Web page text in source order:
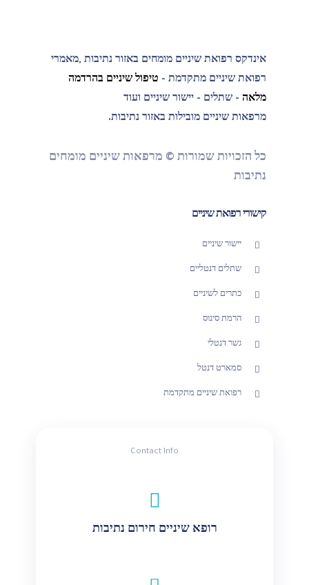
אינדקס רפואת שיניים מומחים באזור נתיבות ,מאמרי
רפואת שיניים מתקדמת - טיפול שיניים בהרדמה
מלאה - שתלים - יישור שיניים ועוד
מרפאות שיניים מובילות באזור נתיבות.
כל הזכויות שמורות © מרפאות שיניים מומחים
נתיבות
קישורי רפואת שיניים
יישור שיניים
שתלים דנטליים
כתרים לשיניים
הרמת סינוס
גשר דנטלי
סמארט דנטל
רפואת שיניים מתקדמת
Contact Info
רופא שיניים חירום נתיבות